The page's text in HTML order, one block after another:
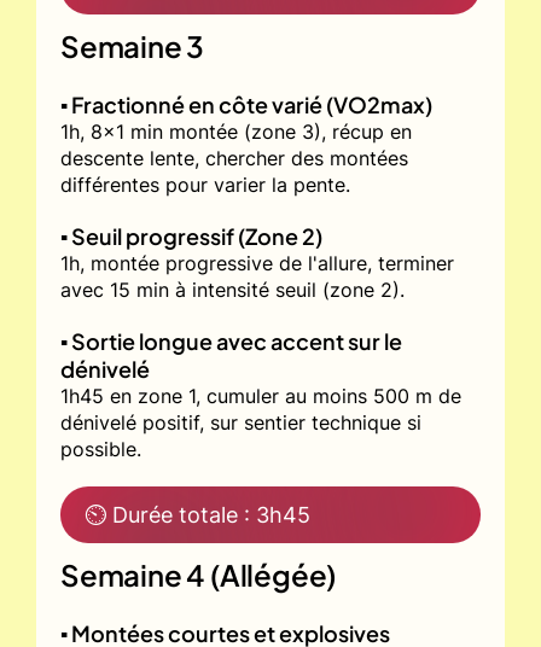
Semaine 3
▪️ Fractionné en côte varié (VO2max)
1h, 8x1 min montée (zone 3), récup en
descente lente, chercher des montées
différentes pour varier la pente.
▪️ Seuil progressif (Zone 2)
1h, montée progressive de l'allure, terminer
avec 15 min à intensité seuil (zone 2).
▪️ Sortie longue avec accent sur le
dénivelé
1h45 en zone 1, cumuler au moins 500 m de
dénivelé positif, sur sentier technique si
possible.
⏲ Durée totale : 3h45
Semaine 4 (Allégée)
▪️ Montées courtes et explosives